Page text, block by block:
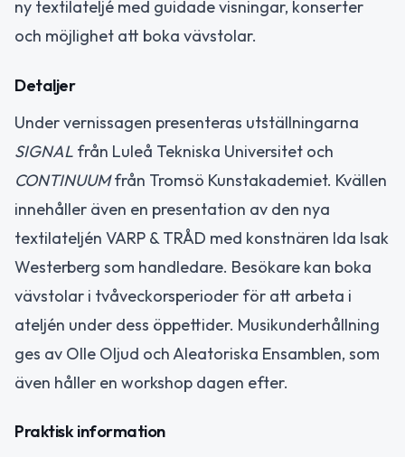
ny textilateljé med guidade visningar, konserter
och möjlighet att boka vävstolar.
Detaljer
Under vernissagen presenteras utställningarna
SIGNAL från Luleå Tekniska Universitet och
CONTINUUMfrån Tromsö Kunstakademiet. Kvällen
innehåller även en presentation av den nya
textilateljén VARP & TRÅD med konstnären Ida Isak
Westerberg som handledare. Besökare kan boka
vävstolar i tvåveckorsperioder för att arbeta i
ateljén under dess öppettider. Musikunderhållning
ges av Olle Oljud och Aleatoriska Ensamblen, som
även håller en workshop dagen efter.
Praktisk information